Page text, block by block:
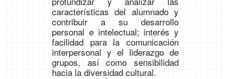
características del alumnado y
contribuir a su desarrollo
personal e intelectual; interés y
facilidad para la comunicación
interpersonal y el liderazgo de
grupos, así como sensibilidad
hacia la diversidad cultural.